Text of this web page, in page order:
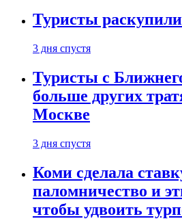
Туристы
3 дня спустя
Туристы с
больше других
Москве
3 дня спустя
Коми сделала
паломничество и
чтобы удвоить